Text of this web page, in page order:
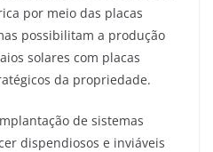
por meio das placas
possibilitam a produção
solares com placas
da propriedade.
de sistemas
dispendiosos e inviáveis